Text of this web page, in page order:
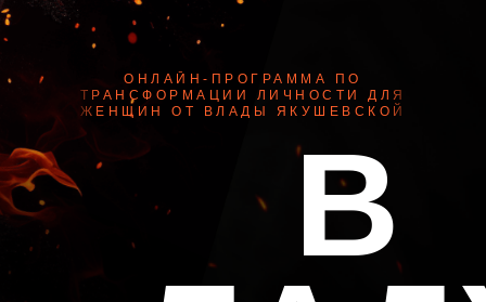
В
ОНЛАЙН-ПРОГРАММА ПО
ТРАНСФОРМАЦИИ ЛИЧНОСТИ ДЛЯ
ЖЕНЩИН ОТ ВЛАДЫ ЯКУШЕВСКОЙ